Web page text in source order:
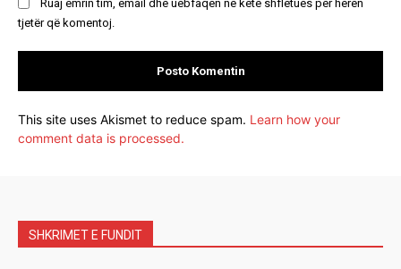
Ruaj emrin tim, email dhe uebfaqen në këtë shfletues për herën
tjetër që komentoj.
This site uses Akismet to reduce spam. Learn how your
comment data is processed.
SHKRIMET E FUNDIT